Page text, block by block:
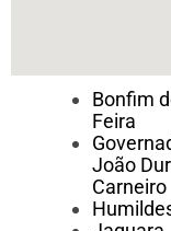
Bonfim
Feira
João
Carneiro